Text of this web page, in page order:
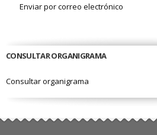
Enviar por correo electrónico
CONSULTAR ORGANIGRAMA
Consultar organigrama